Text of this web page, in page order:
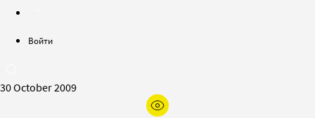
Войти
30 October 2009